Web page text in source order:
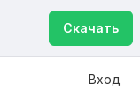
Скачать
Вход